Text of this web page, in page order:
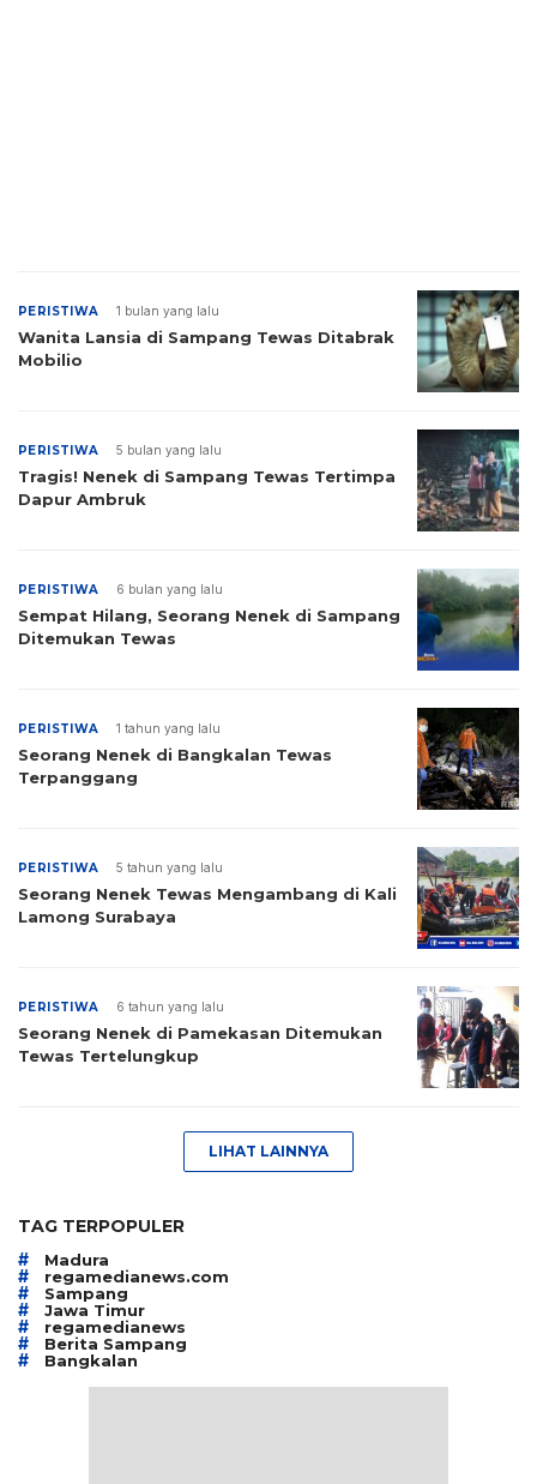
PERISTIWA 1 bulan yang lalu
Wanita Lansia di Sampang Tewas Ditabrak
Mobilio
PERISTIWA 5 bulan yang lalu
Tragis! Nenek di Sampang Tewas Tertimpa
Dapur Ambruk
PERISTIWA 6 bulan yang lalu
Sempat Hilang, Seorang Nenek di Sampang
Ditemukan Tewas
PERISTIWA 1 tahun yang lalu
Seorang Nenek di Bangkalan Tewas
Terpanggang
PERISTIWA 5 tahun yang lalu
Seorang Nenek Tewas Mengambang di Kali
Lamong Surabaya
PERISTIWA 6 tahun yang lalu
Seorang Nenek di Pamekasan Ditemukan
Tewas Tertelungkup
LIHAT LAINNYA
TAG TERPOPULER
# Madura
# regamedianews.com
# Sampang
# Jawa Timur
# regamedianews
# Berita Sampang
# Bangkalan